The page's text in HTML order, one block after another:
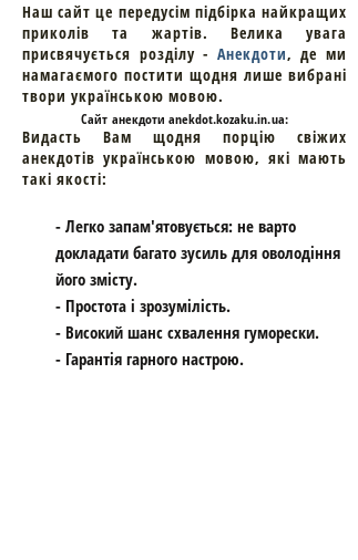
Наш сайт це передусім підбірка найкращих
приколів та жартів. Велика увага
присвячується розділу - Анекдоти, де ми
намагаємого постити щодня лише вибрані
твори українською мовою.
Cайт анекдоти anekdot.kozaku.in.ua:
Видасть Вам щодня порцію свіжих
анекдотів українською мовою, які мають
такі якості:
- Легко запам'ятовується: не варто
докладати багато зусиль для оволодіння
його змісту.
- Простота і зрозумілість.
- Високий шанс схвалення гуморески.
- Гарантія гарного настрою.